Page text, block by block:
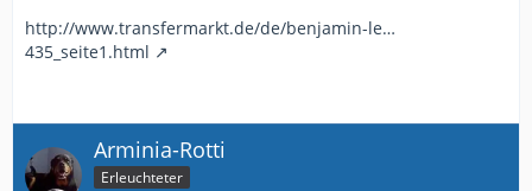
http://www.transfermarkt.de/de/benjamin-le…
435_seite1.html
Arminia-Rotti
Erleuchteter